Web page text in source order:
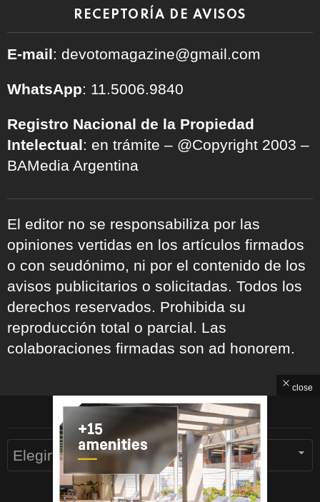
RECEPTORÍA DE AVISOS
E-mail: devotomagazine@gmail.com
WhatsApp: 11.5006.9840
Registro Nacional de la Propiedad
Intelectual: en trámite – @Copyright 2003 –
BAMedia Argentina
El editor no se responsabiliza por las
opiniones vertidas en los artículos firmados
o con seudónimo, ni por el contenido de los
avisos publicitarios o solicitadas. Todos los
derechos reservados. Prohibida su
reproducción total o parcial. Las
colaboraciones firmadas son ad honorem.
ARCHIVOS
Archivos
close